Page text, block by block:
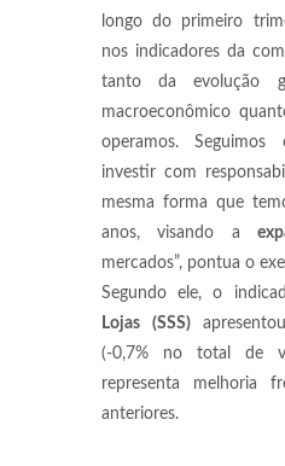
longo do primeiro
nos indicadores da
tanto da evolução
macroeconômico
operamos. Seguimos
investir com
mesma forma que
anos, visando a
mercados”, pontua o
Segundo ele, o
Lojas (SSS)
(-0,7% no total de
representa melhoria
anteriores.